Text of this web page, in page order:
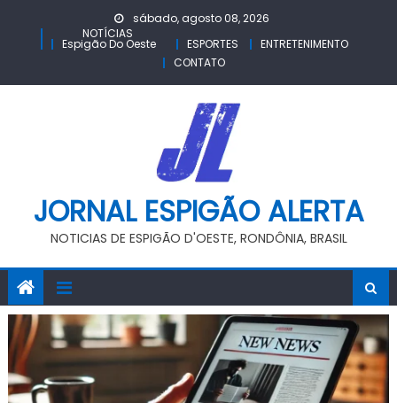
content
sábado, agosto 08, 2026
NOTÍCIAS
Espigão Do Oeste ESPORTES
ENTRETENIMENTO
CONTATO
JORNAL ESPIGÃO ALERTA
NOTICIAS DE ESPIGÃO D'OESTE, RONDÔNIA, BRASIL